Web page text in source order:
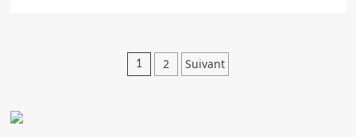
Pagination
1 2 Suivant